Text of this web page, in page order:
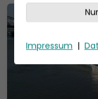
Impressum |